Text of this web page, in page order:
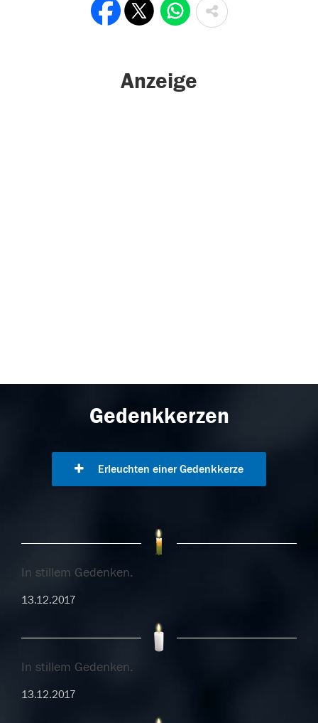
Anzeige
Gedenkkerzen
Erleuchten einer Gedenkkerze
In stillem Gedenken.
13.12.2017
In stillem Gedenken.
13.12.2017